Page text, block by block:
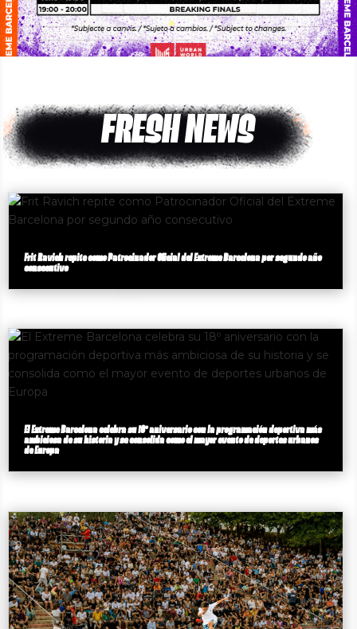
FRESH NEWS
Frit Ravich repite como Patrocinador Oficial del Extreme Barcelona por segundo año
consecutivo
El Extreme Barcelona celebra su 18º aniversario con la programación deportiva más
ambiciosa de su historia y se consolida como el mayor evento de deportes urbanos
de Europa